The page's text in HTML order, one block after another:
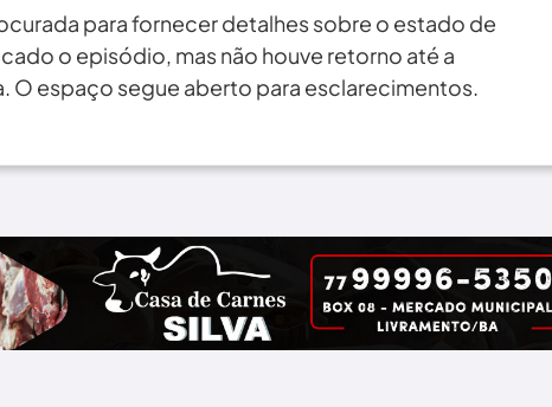
para fornecer detalhes sobre o estado de
o episódio, mas não houve retorno até a
O espaço segue aberto para esclarecimentos.